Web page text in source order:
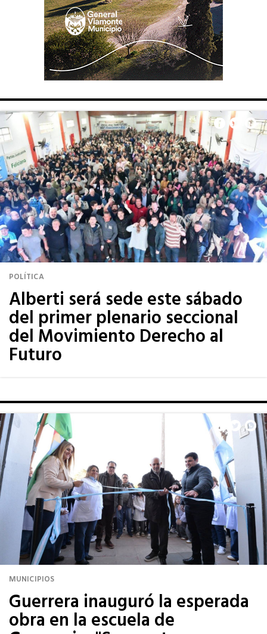
POLÍTICA
Alberti será sede este sábado
del primer plenario seccional
del Movimiento Derecho al
Futuro
MUNICIPIOS
Guerrera inauguró la esperada
obra en la escuela de